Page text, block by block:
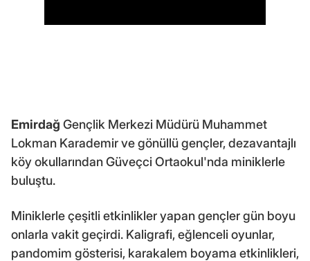
Emirdağ Gençlik Merkezi Müdürü Muhammet
Lokman Karademir ve gönüllü gençler, dezavantajlı
köy okullarından Güveçci Ortaokul'nda miniklerle
buluştu.
Miniklerle çeşitli etkinlikler yapan gençler gün boyu
onlarla vakit geçirdi. Kaligrafi, eğlenceli oyunlar,
pandomim gösterisi, karakalem boyama etkinlikleri,